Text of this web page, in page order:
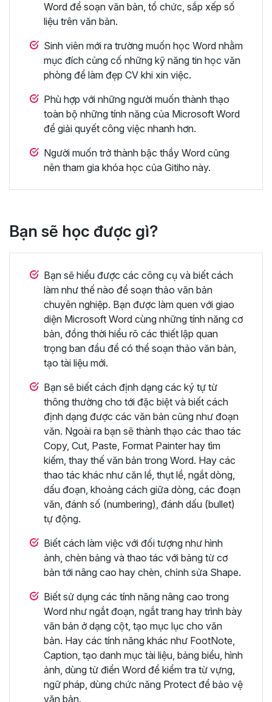
Word để soạn văn bản, tổ chức, sắp xếp số
liệu trên văn bản.
Sinh viên mới ra trường muốn học Word nhằm
mục đích củng cố những kỹ năng tin học văn
phòng để làm đẹp CV khi xin việc.
Phù hợp với những người muốn thành thạo
toàn bộ những tính năng của Microsoft Word
để giải quyết công việc nhanh hơn.
Người muốn trở thành bậc thầy Word cũng
nên tham gia khóa học của Gitiho này.
Bạn sẽ học được gì?
Bạn sẽ hiểu được các công cụ và biết cách
làm như thế nào để soạn thảo văn bản
chuyên nghiệp. Bạn được làm quen với giao
diện Microsoft Word cùng những tính năng cơ
bản, đồng thời hiểu rõ các thiết lập quan
trọng ban đầu để có thể soạn thảo văn bản,
tạo tài liệu mới.
Bạn sẽ biết cách định dạng các ký tự từ
thông thường cho tới đặc biệt và biết cách
định dạng được các văn bản cũng như đoạn
văn. Ngoài ra bạn sẽ thành thạo các thao tác
Copy, Cut, Paste, Format Painter hay tìm
kiếm, thay thế văn bản trong Word. Hay các
thao tác khác như căn lề, thụt lề, ngắt dòng,
dấu đoạn, khoảng cách giữa dòng, các đoạn
văn, đánh số (numbering), đánh dấu (bullet)
tự động.
Biết cách làm việc với đối tượng như hình
ảnh, chèn bảng và thao tác với bảng từ cơ
bản tới nâng cao hay chèn, chỉnh sửa Shape.
Biết sử dụng các tính năng nâng cao trong
Word như ngắt đoạn, ngắt trang hay trình bày
văn bản ở dạng cột, tạo mục lục cho văn
bản. Hay các tính năng khác như FootNote,
Caption, tạo danh mục tài liệu, bảng biểu, hình
ảnh, dùng từ điển Word để kiểm tra từ vựng,
ngữ pháp, dùng chức năng Protect để bảo vệ
văn bản.